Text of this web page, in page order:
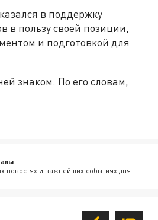
в поддержку
в пользу своей позиции,
и подготовкой для
знаком. По его словам,
новостях и важнейших событиях дня.